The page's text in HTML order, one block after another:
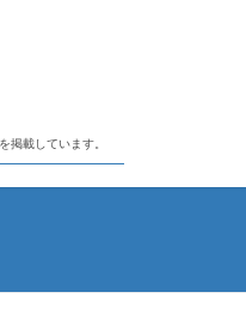
掲載しています。